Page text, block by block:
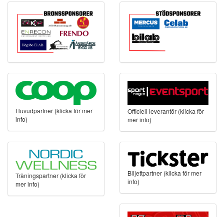
Huvudpartner (klicka för mer
info)
Officiell leverantör (klicka för
mer info)
Träningspartner (klicka för
mer info)
Biljettpartner (klicka för mer
info)